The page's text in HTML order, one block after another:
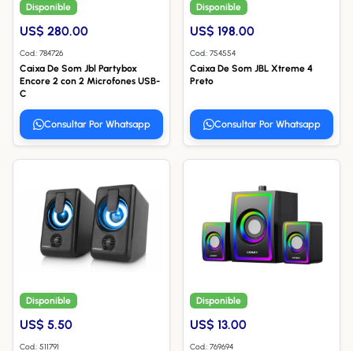
Disponible
US$ 280.00
Cod.: 784726
Caixa De Som Jbl Partybox
Encore 2 con 2 Microfones USB-
C
Consultar Por Whatsapp
Disponible
US$ 198.00
Cod.: 754554
Caixa De Som JBL Xtreme 4
Preto
Consultar Por Whatsapp
Disponible
US$ 5.50
Cod.: 511791
Disponible
US$ 13.00
Cod.: 769694